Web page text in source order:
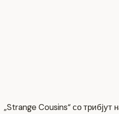
„Strange Cousins“ со